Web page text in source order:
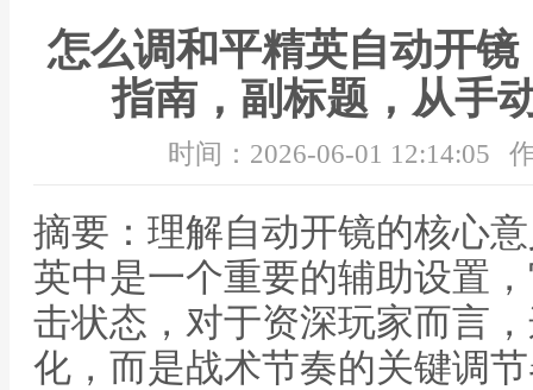
怎么调和平精英自动开
指南，副标题，从手
时间：2026-06-01 12:14:05
摘要：理解自动开镜的核心
英中是一个重要的辅助设置
击状态，对于资深玩家而言
化，而是战术节奏的关键调